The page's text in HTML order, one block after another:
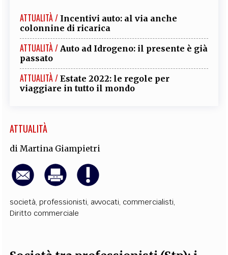
ATTUALITÀ / Incentivi auto: al via anche
colonnine di ricarica
ATTUALITÀ / Auto ad Idrogeno: il presente è già
passato
ATTUALITÀ / Estate 2022: le regole per
viaggiare in tutto il mondo
ATTUALITÀ
di Martina Giampietri
società, professionisti, avvocati, commercialisti,
Diritto commerciale